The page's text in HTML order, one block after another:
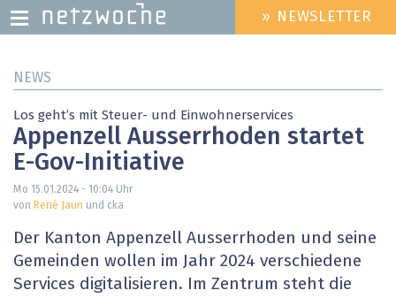
zum
HEADER
MENU
» NEWSLETTER
NEWS
Los geht’s mit Steuer- und Einwohnerservices
Appenzell Ausserrhoden startet
E-Gov-Initiative
Mo 15.01.2024 - 10:04 Uhr
von René Jaun und cka
Der Kanton Appenzell Ausserrhoden und seine
Gemeinden wollen im Jahr 2024 verschiedene
Services digitalisieren. Im Zentrum steht die